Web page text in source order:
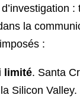
la
:
limité. Santa
la Silicon